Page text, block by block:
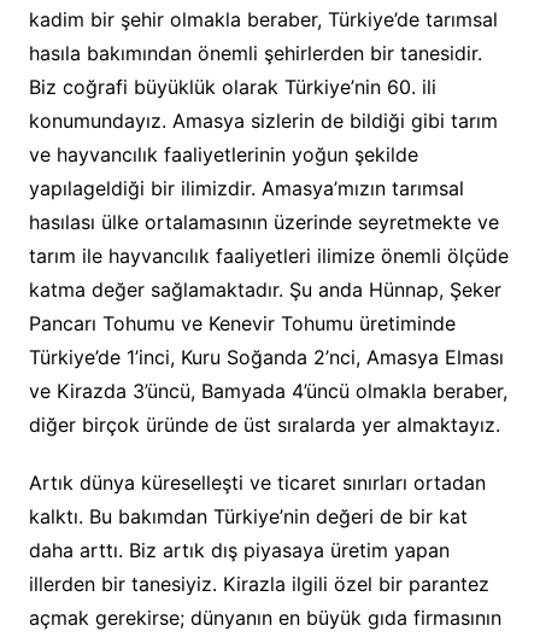
kadim bir şehir olmakla beraber, Türkiye’de tarımsal
hasıla bakımından önemli şehirlerden bir tanesidir.
Biz coğrafi büyüklük olarak Türkiye’nin 60. ili
konumundayız. Amasya sizlerin de bildiği gibi tarım
ve hayvancılık faaliyetlerinin yoğun şekilde
yapılageldiği bir ilimizdir. Amasya’mızın tarımsal
hasılası ülke ortalamasının üzerinde seyretmekte ve
tarım ile hayvancılık faaliyetleri ilimize önemli ölçüde
katma değer sağlamaktadır. Şu anda Hünnap, Şeker
Pancarı Tohumu ve Kenevir Tohumu üretiminde
Türkiye’de 1’inci, Kuru Soğanda 2’nci, Amasya Elması
ve Kirazda 3’üncü, Bamyada 4’üncü olmakla beraber,
diğer birçok üründe de üst sıralarda yer almaktayız.
Artık dünya küreselleşti ve ticaret sınırları ortadan
kalktı. Bu bakımdan Türkiye’nin değeri de bir kat
daha arttı. Biz artık dış piyasaya üretim yapan
illerden bir tanesiyiz. Kirazla ilgili özel bir parantez
açmak gerekirse; dünyanın en büyük gıda firmasının